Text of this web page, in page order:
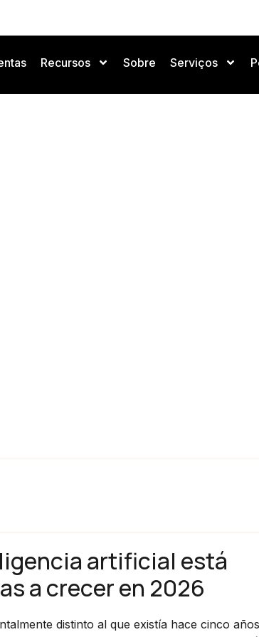
Recursos Sobre Serviços
Empresas:
Crecimiento
artificial está
a crecer en 2026
distinto al que existía hace cinco